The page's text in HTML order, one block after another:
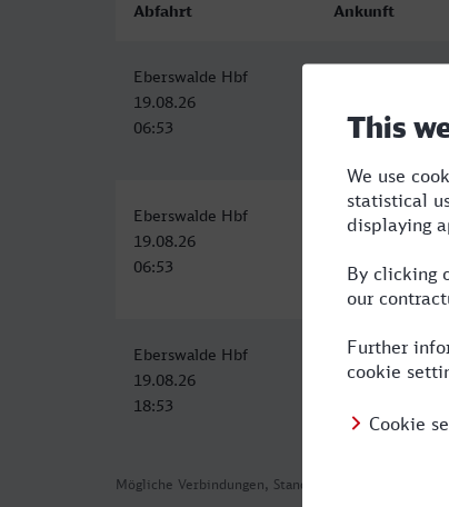
Mögliche Verbindungen, Stand: 2026-08-05 06:25
Abfahrt Ankunft
Eberswalde Hbf
19.08.26
06:53
11:02
Eberswalde Hbf
19.08.26
06:53
Neumünster
19.08.26
11:23
Eberswalde Hbf
19.08.26
18:53
ZOB/Bahnhof,
19.08.26